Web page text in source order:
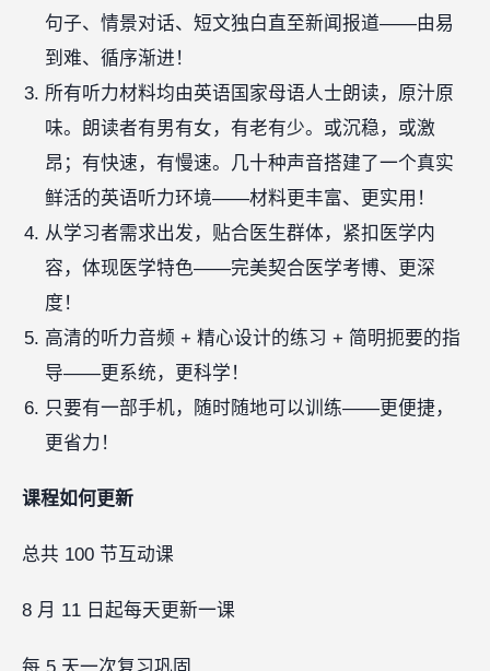
句子、情景对话、短文独白直至新闻报道——由易
到难、循序渐进！
所有听力材料均由英语国家母语人士朗读，原汁原
味。朗读者有男有女，有老有少。或沉稳，或激
昂；有快速，有慢速。几十种声音搭建了一个真实
鲜活的英语听力环境——材料更丰富、更实用！
从学习者需求出发，贴合医生群体，紧扣医学内
容，体现医学特色——完美契合医学考博、更深
度！
高清的听力音频 + 精心设计的练习 + 简明扼要的指
导——更系统，更科学！
只要有一部手机，随时随地可以训练——更便捷，
更省力！
课程如何更新
总共 100 节互动课
8 月 11 日起每天更新一课